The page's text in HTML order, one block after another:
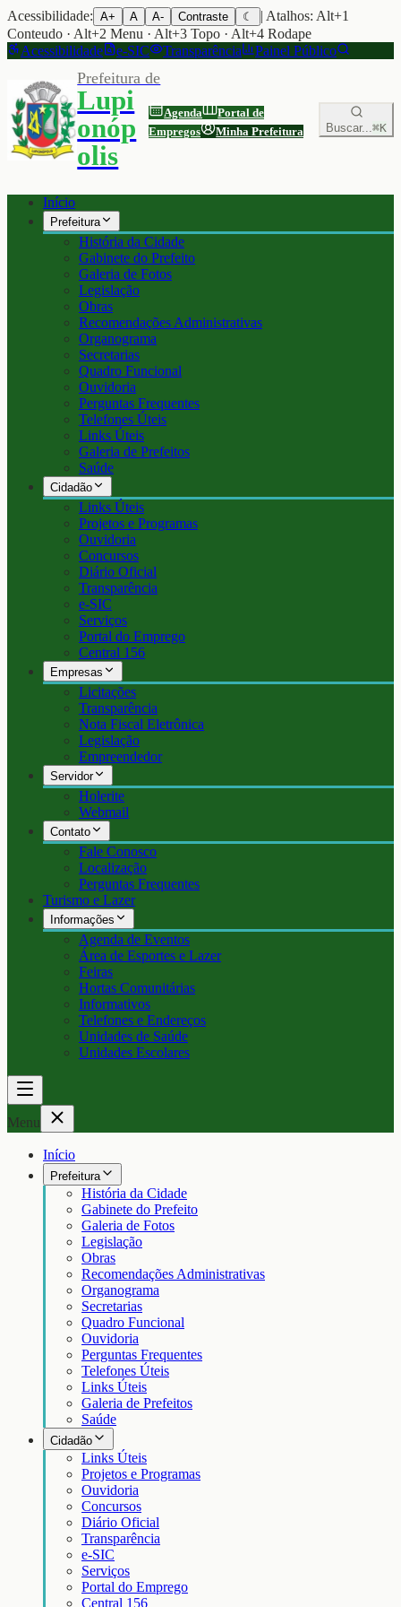
Acessibilidade: A+ A A- Contraste ☾
| Atalhos: Alt+1
Conteudo · Alt+2 Menu · Alt+3 Topo · Alt+4 Rodape
Acessibilidade
e-SIC Transparência Painel Público
Prefeitura de
Lupi
onóp
olis
Agenda
Portal de
Empregos
Minha Prefeitura Buscar...⌘K
Início
Prefeitura
História da Cidade
Gabinete do Prefeito
Galeria de Fotos
Legislação
Obras
Recomendações Administrativas
Organograma
Secretarias
Quadro Funcional
Ouvidoria
Perguntas Frequentes
Telefones Úteis
Links Úteis
Galeria de Prefeitos
Saúde
Cidadão
Links Úteis
Projetos e Programas
Ouvidoria
Concursos
Diário Oficial
Transparência
e-SIC
Serviços
Portal do Emprego
Central 156
Empresas
Licitações
Transparência
Nota Fiscal Eletrônica
Legislação
Empreendedor
Servidor
Holerite
Webmail
Contato
Fale Conosco
Localização
Perguntas Frequentes
Turismo e Lazer
Informações
Agenda de Eventos
Área de Esportes e Lazer
Feiras
Hortas Comunitárias
Informativos
Telefones e Endereços
Unidades de Saúde
Unidades Escolares
Menu
Início
Prefeitura
História da Cidade
Gabinete do Prefeito
Galeria de Fotos
Legislação
Obras
Recomendações Administrativas
Organograma
Secretarias
Quadro Funcional
Ouvidoria
Perguntas Frequentes
Telefones Úteis
Links Úteis
Galeria de Prefeitos
Saúde
Cidadão
Links Úteis
Projetos e Programas
Ouvidoria
Concursos
Diário Oficial
Transparência
e-SIC
Serviços
Portal do Emprego
Central 156